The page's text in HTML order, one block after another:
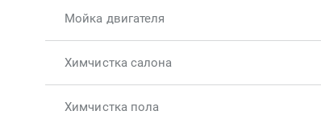
Мойка двигателя
Химчистка салона
Химчистка пола